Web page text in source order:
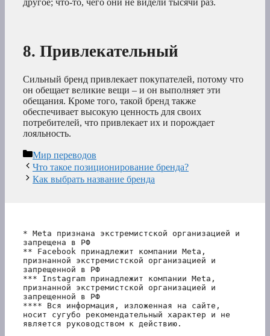
другое; что-то, чего они не видели тысячи раз.
8. Привлекательный
Сильный бренд привлекает покупателей, потому что
он обещает великие вещи – и он выполняет эти
обещания. Кроме того, такой бренд также
обеспечивает высокую ценность для своих
потребителей, что привлекает их и порождает
лояльность.
Рубрики
Мир переводов
Что такое позиционирование бренда?
Как выбрать название бренда
* Meta признана экстремистской организацией и
запрещена в РФ
** Facebook принадлежит компании Meta,
признанной экстремистской организацией и
запрещенной в РФ
*** Instagram принадлежит компании Meta,
признанной экстремистской организацией и
запрещенной в РФ
**** Вся информация, изложенная на сайте,
носит сугубо рекомендательный характер и не
является руководством к действию.